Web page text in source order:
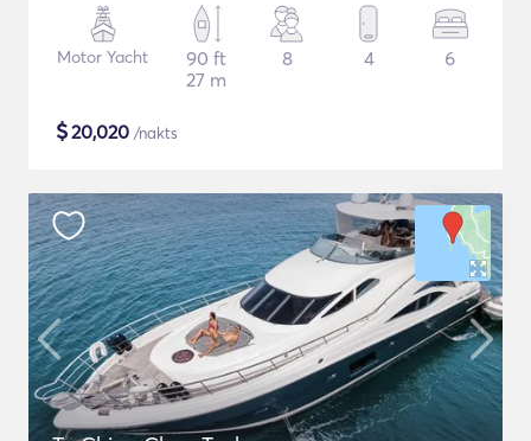
Motor Yacht
90 ft
27 m
8 4 6
$20,020 /nakts